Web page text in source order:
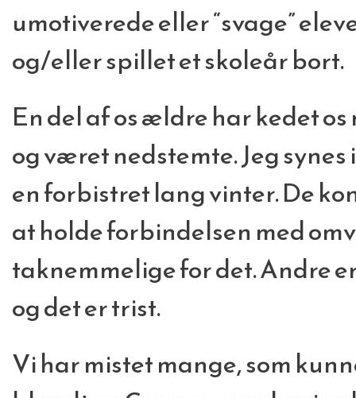
umotiverede eller “svage”
og/eller spillet et skoleår bort.
En del af os ældre har kedet
og været nedstemte. Jeg
en forbistret lang vinter. De
at holde forbindelsen med
taknemmelige for det. Andre
og det er trist.
Vi har mistet mange, som